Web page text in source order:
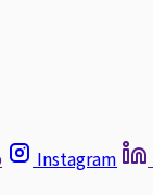
Instagram